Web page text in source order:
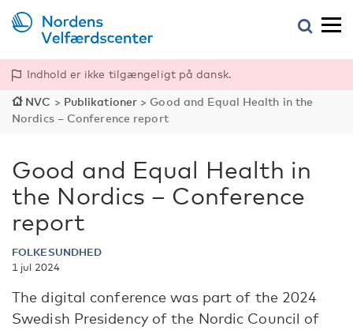
Indhold er ikke tilgængeligt på dansk.
NVC > Publikationer > Good and Equal Health in the
Nordics – Conference report
Good and Equal Health in
the Nordics – Conference
report
FOLKESUNDHED
1 jul 2024
The digital conference was part of the 2024
Swedish Presidency of the Nordic Council of